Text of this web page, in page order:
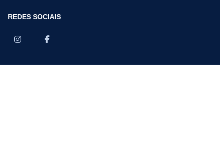
REDES SOCIAIS